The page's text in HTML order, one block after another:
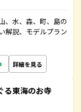
、水、森、町、島の
解説、モデルプラン
詳細を見る
東海のお寺